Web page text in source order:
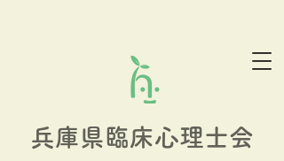
兵庫県臨床心理士会